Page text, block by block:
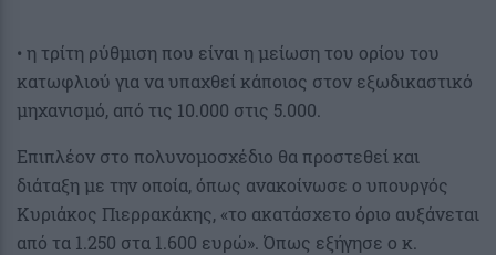
• η τρίτη ρύθμιση που είναι η μείωση του ορίου του
κατωφλιού για να υπαχθεί κάποιος στον εξωδικαστικό
μηχανισμό, από τις 10.000 στις 5.000.
Επιπλέον στο πολυνομοσχέδιο θα προστεθεί και
διάταξη με την οποία, όπως ανακοίνωσε ο υπουργός
Κυριάκος Πιερρακάκης, «το ακατάσχετο όριο αυξάνεται
από τα 1.250 στα 1.600 ευρώ». Όπως εξήγησε ο κ.